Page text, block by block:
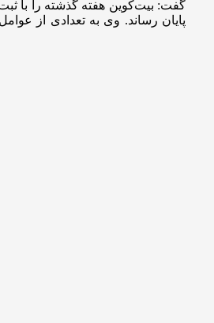
پایان رساند. وی به تعدادی از